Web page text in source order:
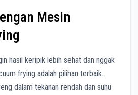
Mesin
hasil keripik lebih sehat dan nggak
frying adalah pilihan terbaik.
dalam tekanan rendah dan suhu